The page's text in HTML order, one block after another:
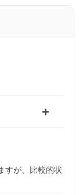
すが、比較的状